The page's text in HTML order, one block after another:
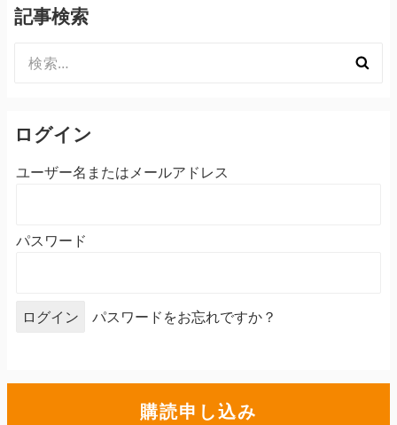
記事検索
索:
ログイン
ユーザー名またはメールアドレス
パスワード
パスワードをお忘れですか？
購読申し込み